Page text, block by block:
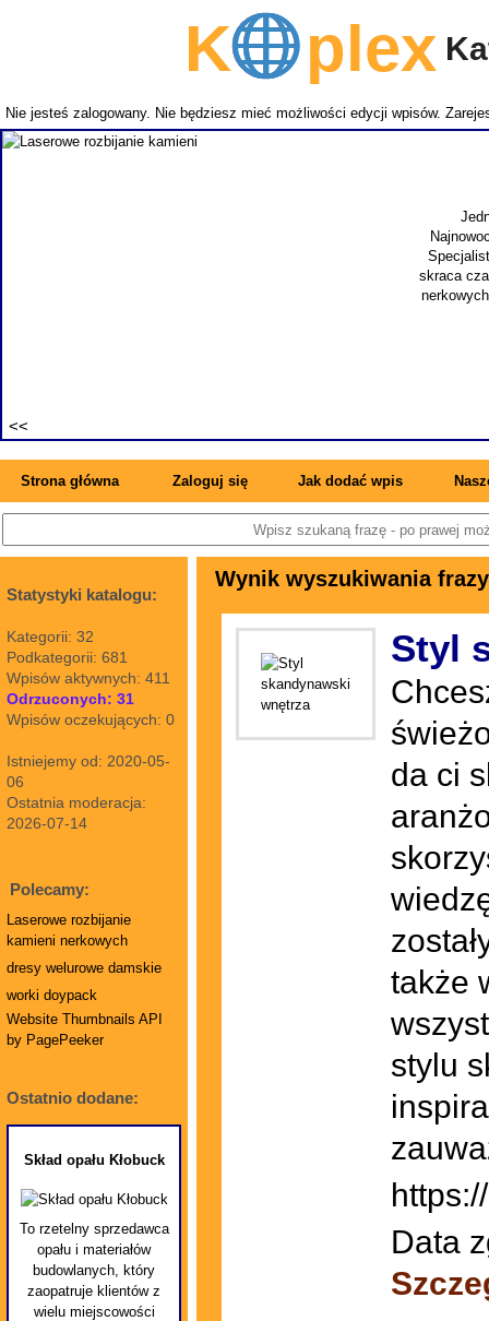
Kplex
Nie jesteś zalogowany. Nie będziesz mieć możliwości edycji wpisów.
Jedna z uciążliwych, męskich przypadłości to
Najnowocześniejszą metodą leczenia jest operacja
Specjalista jest szybki i skuteczny. Ważne dla
skraca czas hospitalizacji i powrotu do pełnej
nerkowych. Kamienica jest często występującym
Strona główna Zaloguj się Jak dodać wpis
Statystyki katalogu:
Kategorii: 32
Podkategorii: 681
Wpisów aktywnych: 411
Odrzuconych: 31
Wpisów oczekujących: 0
Istniejemy od: 2020-05-
06
Ostatnia moderacja:
2026-07-14
Polecamy:
Laserowe rozbijanie
kamieni nerkowych
dresy welurowe damskie
worki doypack
Website Thumbnails API
by PagePeeker
Ostatnio dodane:
Skład opału Kłobuck
To rzetelny sprzedawca
opału i materiałów
budowlanych, który
zaopatruje klientów z
wielu miejscowości
Wynik wyszukiwania
Styl
da ci
także
stylu
Data